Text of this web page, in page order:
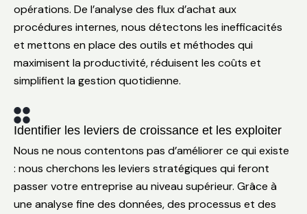
opérations. De l’analyse des flux d’achat aux
procédures internes, nous détectons les inefficacités
et mettons en place des outils et méthodes qui
maximisent la productivité, réduisent les coûts et
simplifient la gestion quotidienne.
Identifier les leviers de croissance et les exploiter
Nous ne nous contentons pas d’améliorer ce qui existe
: nous cherchons les leviers stratégiques qui feront
passer votre entreprise au niveau supérieur. Grâce à
une analyse fine des données, des processus et des